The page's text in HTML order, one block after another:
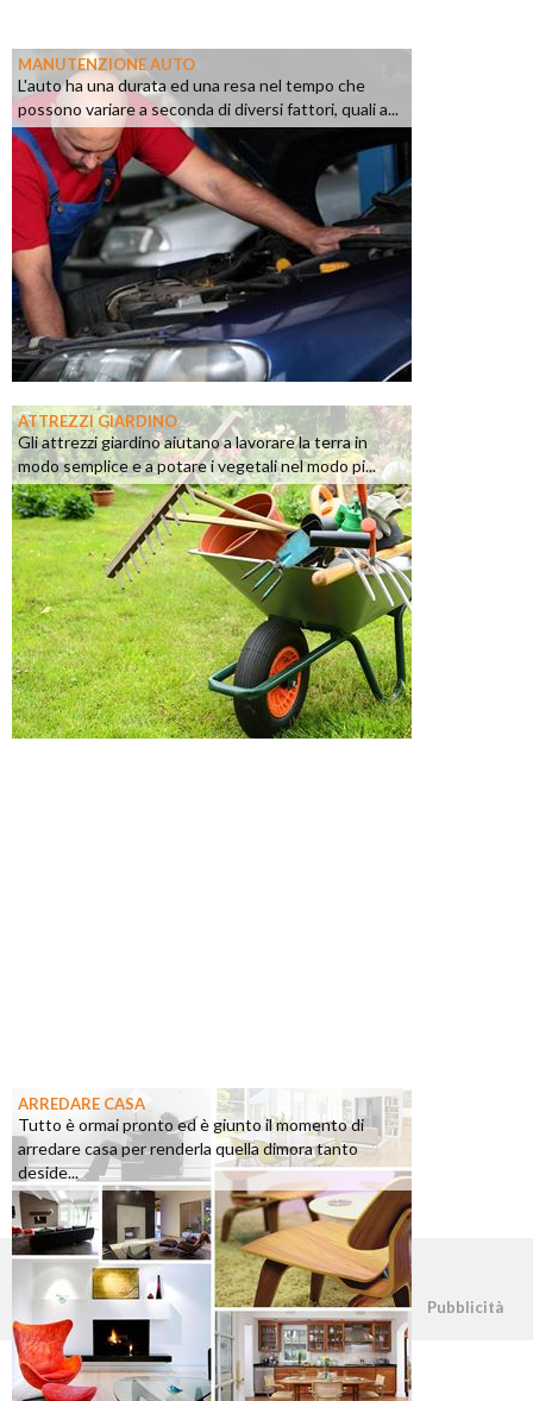
MANUTENZIONE AUTO
L'auto ha una durata ed una resa nel tempo che
possono variare a seconda di diversi fattori, quali a...
ATTREZZI GIARDINO
Gli attrezzi giardino aiutano a lavorare la terra in
modo semplice e a potare i vegetali nel modo pi...
ARREDARE CASA
Tutto è ormai pronto ed è giunto il momento di
arredare casa per renderla quella dimora tanto
deside...
©2026 - casapratica.org - p.iva 03338800984 Pubblicità